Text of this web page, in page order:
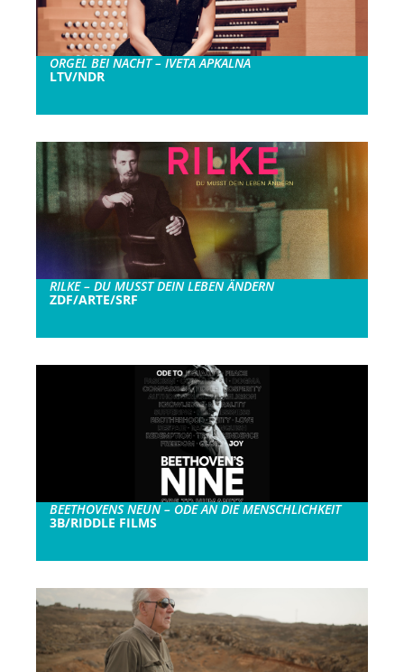
ORGEL BEI NACHT – IVETA APKALNA
LTV/NDR
RILKE – DU MUSST DEIN LEBEN ÄNDERN
ZDF/ARTE/SRF
BEETHOVENS NEUN – ODE AN DIE MENSCHLICHKEIT
3B/RIDDLE FILMS